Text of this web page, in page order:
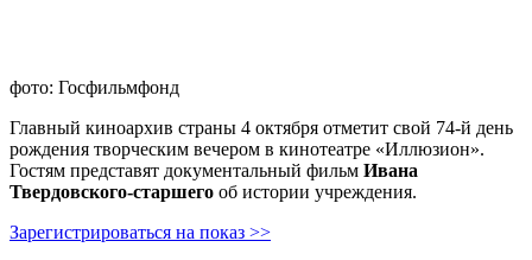
фото: Госфильмфонд
Главный киноархив страны 4 октября отметит свой 74-й день
рождения творческим вечером в кинотеатре «Иллюзион».
Гостям представят документальный фильм Ивана
Твердовского-старшего об истории учреждения.
Зарегистрироваться на показ >>